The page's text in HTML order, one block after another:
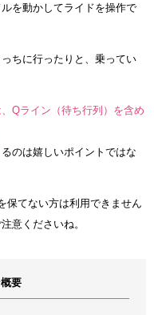
を動かしてライドを操作で
ちに行ったりと、乗ってい
Qライン（待ち行列）を含め
のは嬉しいポイントではな
保てない方は利用できません
意くださいね。
要